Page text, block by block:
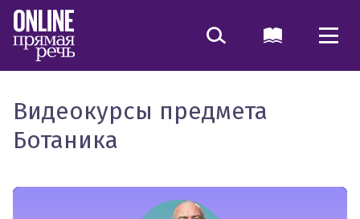
Видеокурсы предмета
Ботаника